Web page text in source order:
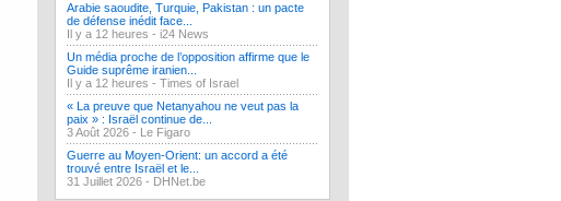
Arabie saoudite, Turquie, Pakistan : un pacte
de défense inédit face...
Il y a 12 heures - i24 News
Un média proche de l’opposition affirme que le
Guide suprême iranien...
Il y a 12 heures - Times of Israel
« La preuve que Netanyahou ne veut pas la
paix » : Israël continue de...
3 Août 2026 - Le Figaro
Guerre au Moyen-Orient: un accord a été
trouvé entre Israël et le...
31 Juillet 2026 - DHNet.be